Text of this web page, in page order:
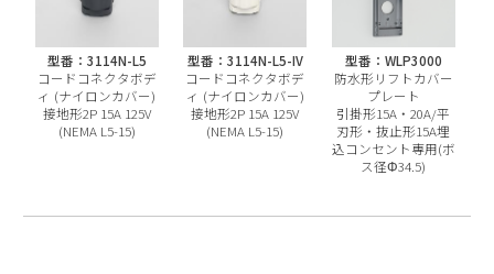
型番：3114N-L5
コードコネクタボデ
ィ (ナイロンカバー)
接地形2P 15A 125V
(NEMA L5-15)
型番：3114N-L5-IV
コードコネクタボデ
ィ (ナイロンカバー)
接地形2P 15A 125V
(NEMA L5-15)
型番：WLP3000
防水形リフトカバー
プレート
引掛形15A・20A/平
刃形・抜止形15A埋
込コンセント専用(ボ
ス径Φ34.5)